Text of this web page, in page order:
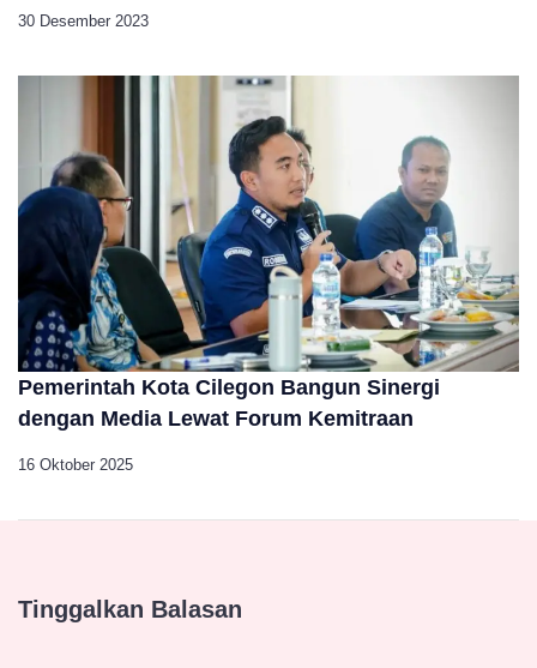
30 Desember 2023
Pemerintah Kota Cilegon Bangun Sinergi
dengan Media Lewat Forum Kemitraan
16 Oktober 2025
Tinggalkan Balasan